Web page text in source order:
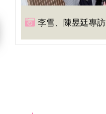
李雪、陳昱廷專訪